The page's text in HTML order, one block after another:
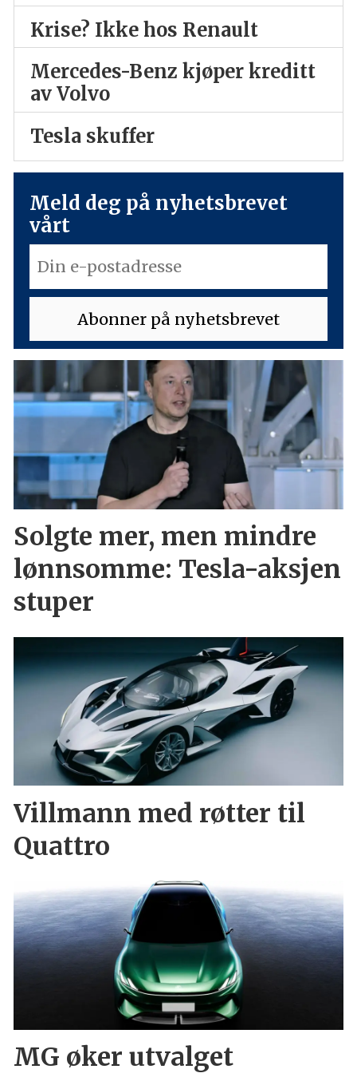
Krise? Ikke hos Renault
Mercedes-Benz kjøper kreditt
av Volvo
Tesla skuffer
Meld deg på nyhetsbrevet
vårt
Solgte mer, men mindre
lønnsomme: Tesla-aksjen
stuper
Villmann med røtter til
Quattro
MG øker utvalget